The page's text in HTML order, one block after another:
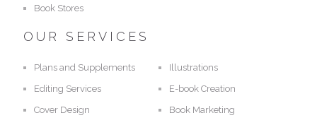
Book Stores
OUR SERVICES
Plans and Supplements
Editing Services
Cover Design
Illustrations
E-book Creation
Book Marketing